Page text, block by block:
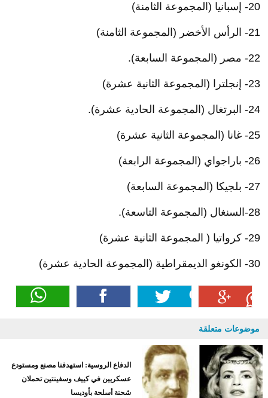
20- إسبانيا (المجموعة الثامنة)
21- الرأس الأخضر (المجموعة الثامنة)
22- مصر (المجموعة السابعة).
23- إنجلترا (المجموعة الثانية عشرة)
24- البرتغال (المجموعة الحادية عشرة).
25- غانا (المجموعة الثانية عشرة)
26- باراجواي (المجموعة الرابعة)
27- بلجيكا (المجموعة السابعة)
28-السنغال (المجموعة التاسعة).
29- كرواتيا ( المجموعة الثانية عشرة)
30- الكونغو الديمقراطية (المجموعة الحادية عشرة)
موضوعات متعلقة
الدفاع الروسية: استهدفنا مصنع ومستودع
عسكريين في كييف وسفينتين تحملان
شحنة أسلحة بأوديسا